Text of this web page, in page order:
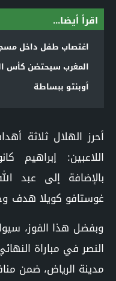
اقرأ أيضا...
اغتصاب طفل داخل
المغرب سيحتضن كأس
أوبنتو ببساطة
أحرز الهلال ثلاثة
اللاعبين: إبراهيم
بالإضافة إلى عبد
غوستافو كويلا هدف
وبفضل هذا الفوز،
النصر في مباراة
مدينة الرياض، ضمن